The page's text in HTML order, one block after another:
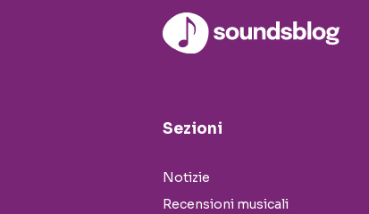
Sezioni
Notizie
Recensioni musicali